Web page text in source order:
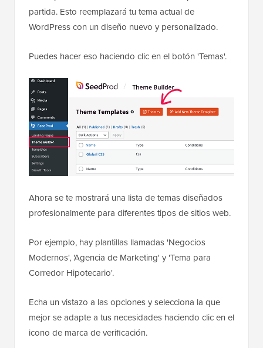
partida. Esto reemplazará tu tema actual de
WordPress con un diseño nuevo y personalizado.
Puedes hacer eso haciendo clic en el botón 'Temas'.
Ahora se te mostrará una lista de temas diseñados
profesionalmente para diferentes tipos de sitios web.
Por ejemplo, hay plantillas llamadas 'Negocios
Modernos', 'Agencia de Marketing' y 'Tema para
Corredor Hipotecario'.
Echa un vistazo a las opciones y selecciona la que
mejor se adapte a tus necesidades haciendo clic en el
icono de marca de verificación.